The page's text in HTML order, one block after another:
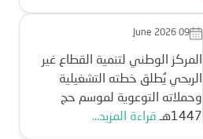
June 2026 09
المركز الوطني لتنمية القطاع غير
الربحي يُطلق خطته التشغيلية
وحملاته التوعوية لموسم حج
1447هـ
قراءة المزيد...